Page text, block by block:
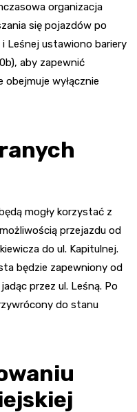
organizacja
się pojazdów po
Leśnej ustawiono bariery
aby zapewnić
wyłącznie
mogły korzystać z
przejazdu od
do ul. Kapitulnej.
będzie zapewniony od
przez ul. Leśną. Po
do stanu